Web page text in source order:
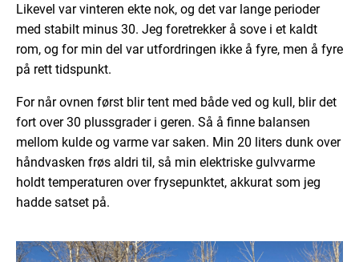
Likevel var vinteren ekte nok, og det var lange perioder
med stabilt minus 30. Jeg foretrekker å sove i et kaldt
rom, og for min del var utfordringen ikke å fyre, men å fyre
på rett tidspunkt.
For når ovnen først blir tent med både ved og kull, blir det
fort over 30 plussgrader i geren. Så å finne balansen
mellom kulde og varme var saken. Min 20 liters dunk over
håndvasken frøs aldri til, så min elektriske gulvvarme
holdt temperaturen over frysepunktet, akkurat som jeg
hadde satset på.